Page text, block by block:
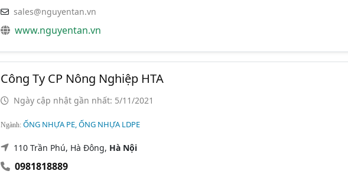
sales@nguyentan.vn
www.nguyentan.vn
Công Ty CP Nông Nghiệp HTA
Ngày cập nhật gần nhất: 5/11/2021
Ngành: ỐNG NHỰA PE, ỐNG NHỰA LDPE
110 Trần Phú, Hà Đông, Hà Nội
0981818889